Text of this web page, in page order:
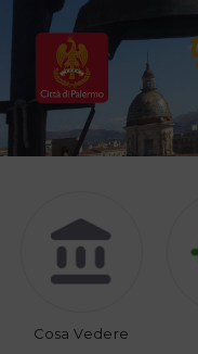
Home
Vivi
Palermo
Organizza
tuo
Cosa Vedere